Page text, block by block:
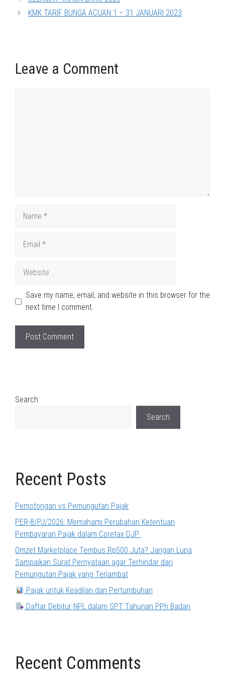
KMK TARIF BUNGA ACUAN 1 – 31 JANUARI 2023
Leave a Comment
Save my name, email, and website in this browser for the
next time I comment.
Search
Search
Recent Posts
Pemotongan vs Pemungutan Pajak
PER-8/PJ/2026: Memahami Perubahan Ketentuan
Pembayaran Pajak dalam Coretax DJP
Omzet Marketplace Tembus Rp500 Juta? Jangan Lupa
Sampaikan Surat Pernyataan agar Terhindar dari
Pemungutan Pajak yang Terlambat
Pajak untuk Keadilan dan Pertumbuhan
Daftar Debitur NPL dalam SPT Tahunan PPh Badan
Recent Comments